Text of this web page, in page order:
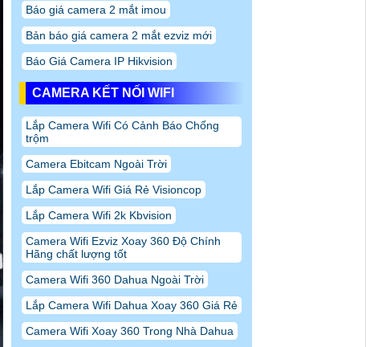
Báo giá camera 2 mắt imou
Bản báo giá camera 2 mắt ezviz mới
Báo Giá Camera IP Hikvision
CAMERA KẾT NỐI WIFI
Lắp Camera Wifi Có Cảnh Báo Chống
trộm
Camera Ebitcam Ngoài Trời
Lắp Camera Wifi Giá Rẻ Visioncop
Lắp Camera Wifi 2k Kbvision
Camera Wifi Ezviz Xoay 360 Độ Chính
Hãng chất lượng tốt
Camera Wifi 360 Dahua Ngoài Trời
Lắp Camera Wifi Dahua Xoay 360 Giá Rẻ
Camera Wifi Xoay 360 Trong Nhà Dahua